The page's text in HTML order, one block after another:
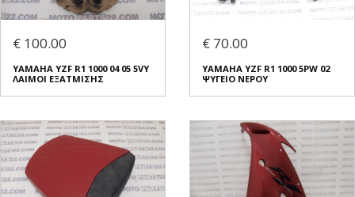
€ 100.00
YAMAHA YZF R1 1000 04 05 5VY
ΛΑΙΜΟΙ ΕΞΑΤΜΙΣΗΣ
€ 70.00
YAMAHA YZF R1 1000 5PW 02
ΨΥΓΕΙΟ ΝΕΡΟΥ